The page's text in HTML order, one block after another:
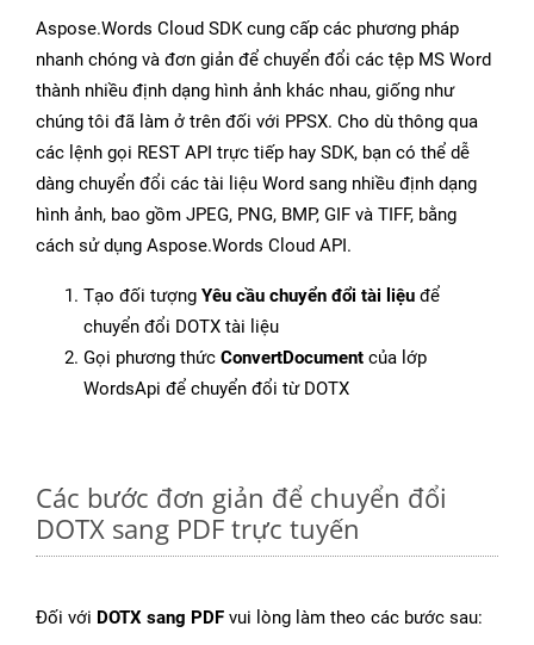
Aspose.Words Cloud SDK cung cấp các phương pháp
nhanh chóng và đơn giản để chuyển đổi các tệp MS Word
thành nhiều định dạng hình ảnh khác nhau, giống như
chúng tôi đã làm ở trên đối với PPSX. Cho dù thông qua
các lệnh gọi REST API trực tiếp hay SDK, bạn có thể dễ
dàng chuyển đổi các tài liệu Word sang nhiều định dạng
hình ảnh, bao gồm JPEG, PNG, BMP, GIF và TIFF, bằng
cách sử dụng Aspose.Words Cloud API.
Tạo đối tượng Yêu cầu chuyển đổi tài liệu để
chuyển đổi DOTX tài liệu
Gọi phương thức ConvertDocument của lớp
WordsApi để chuyển đổi từ DOTX
Các bước đơn giản để chuyển đổi
DOTX sang PDF trực tuyến
Đối với DOTX sang PDF vui lòng làm theo các bước sau: